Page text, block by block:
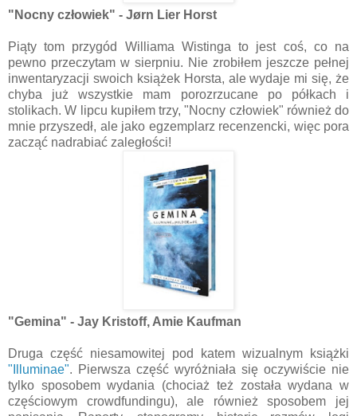
"Nocny człowiek" - Jørn Lier Horst
Piąty tom przygód Williama Wistinga to jest coś, co na
pewno przeczytam w sierpniu. Nie zrobiłem jeszcze pełnej
inwentaryzacji swoich książek Horsta, ale wydaje mi się, że
chyba już wszystkie mam porozrzucane po półkach i
stolikach. W lipcu kupiłem trzy, "Nocny człowiek" również do
mnie przyszedł, ale jako egzemplarz recenzencki, więc pora
zacząć nadrabiać zaległości!
"Gemina" - Jay Kristoff, Amie Kaufman
Druga część niesamowitej pod katem wizualnym książki
"Illuminae". Pierwsza część wyróżniała się oczywiście nie
tylko sposobem wydania (chociaż też została wydana w
częściowym crowdfundingu), ale również sposobem jej